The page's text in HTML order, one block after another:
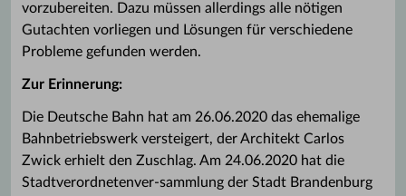
vorzubereiten. Dazu müssen allerdings alle nötigen
Gutachten vorliegen und Lösungen für verschiedene
Probleme gefunden werden.
Zur Erinnerung:
Die Deutsche Bahn hat am 26.06.2020 das ehemalige
Bahnbetriebswerk versteigert, der Architekt Carlos
Zwick erhielt den Zuschlag. Am 24.06.2020 hat die
Stadtverordnetenver-sammlung der Stadt Brandenburg